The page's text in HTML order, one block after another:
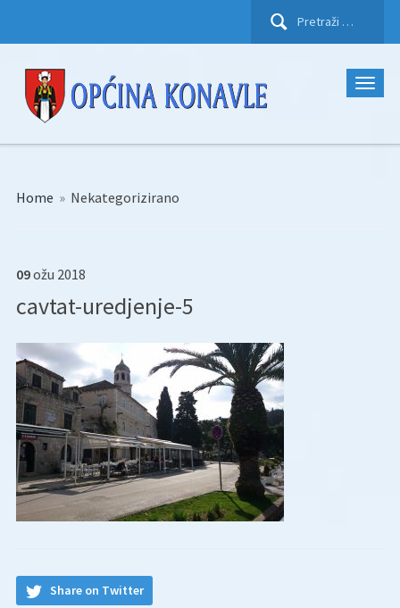
Pretraži:
Home » Nekategorizirano
09ožu 2018
cavtat-uredjenje-5
Share on Twitter